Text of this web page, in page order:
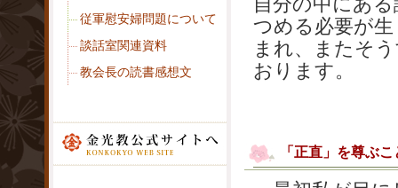
従軍慰安婦問題について
談話室関連資料
教会長の読書感想文
つめる必要が
まれ、またそ
おります。
「正直」を尊ぶ